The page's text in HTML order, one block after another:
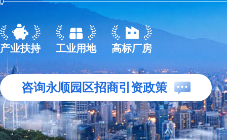
产业扶持 工业用地 高标厂房
咨询永顺园区招商引资政策